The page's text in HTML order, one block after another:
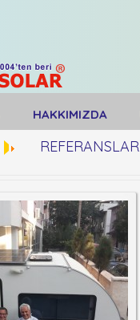
HAKKIMIZDA
REFERANSLAR